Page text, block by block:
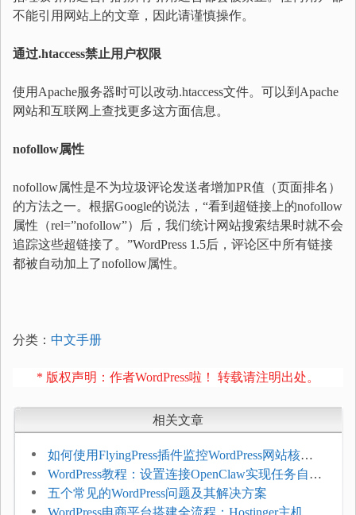
不能引用网站上的文章，因此请谨慎操作。
通过.htaccess禁止用户权限
使用Apache服务器时可以改动.htaccess文件。可以到Apache
网站和互联网上查找更多这方面信息。
nofollow属性
nofollow属性是不为垃圾评论发送者增加PR值（页面排名）
的方法之一。根据Google的说法，“看到超链接上的nofollow
属性（rel=”nofollow”）后，我们统计网站搜索结果时就不会
追踪这些超链接了。”WordPress 1.5后，评论区中所有链接
都被自动加上了nofollow属性。
分类： 中文手册
* 版权声明：作者WordPress啦！ 转载请注明出处。
相关文章
如何使用FlyingPress插件监控WordPress网站核心
网页指标（CWV）
WordPress教程：设置连接OpenClaw实现任务自动
化
五个常见的WordPress问题及其解决方案